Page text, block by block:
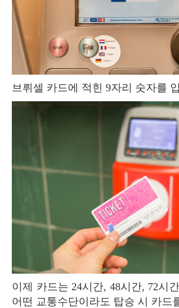
브뤼셀 카드에 적힌 9자리 숫자를
이제 카드는 24시간, 48시간, 72시간 동안 유효하며,
어떤 교통수단이라도 탑승 시 카드